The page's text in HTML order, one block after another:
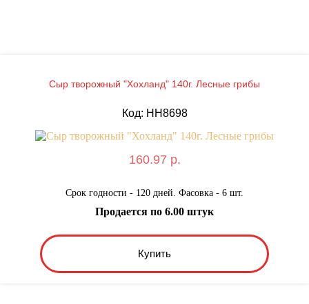
Сыр творожный "Хохланд" 140г. Лесные грибы
Код: HH8698
160.97 р.
Срок годности - 120 дней. Фасовка - 6 шт.
Купить
Продается по 6.00 штук